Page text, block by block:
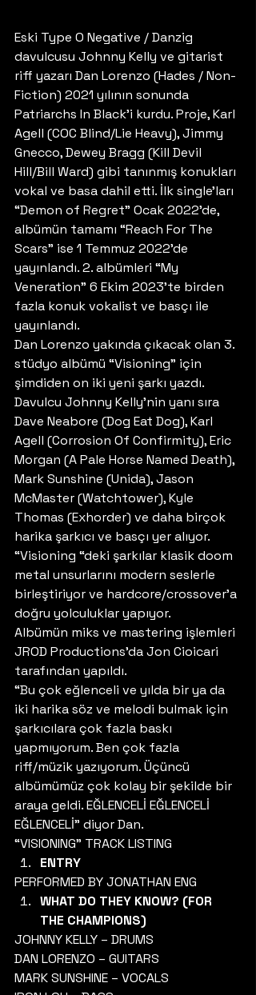
Eski Type O Negative / Danzig
davulcusu Johnny Kelly ve gitarist
riff yazarı Dan Lorenzo (Hades / Non-
Fiction) 2021 yılının sonunda
Patriarchs In Black’i kurdu. Proje, Karl
Agell (COC Blind/Lie Heavy), Jimmy
Gnecco, Dewey Bragg (Kill Devil
Hill/Bill Ward) gibi tanınmış konukları
vokal ve basa dahil etti. İlk single’ları
“Demon of Regret” Ocak 2022’de,
albümün tamamı “Reach For The
Scars” ise 1 Temmuz 2022’de
yayınlandı. 2. albümleri “My
Veneration” 6 Ekim 2023’te birden
fazla konuk vokalist ve basçı ile
yayınlandı.
Dan Lorenzo yakında çıkacak olan 3.
stüdyo albümü “Visioning” için
şimdiden on iki yeni şarkı yazdı.
Davulcu Johnny Kelly’nin yanı sıra
Dave Neabore (Dog Eat Dog), Karl
Agell (Corrosion Of Confirmity), Eric
Morgan (A Pale Horse Named Death),
Mark Sunshine (Unida), Jason
McMaster (Watchtower), Kyle
Thomas (Exhorder) ve daha birçok
harika şarkıcı ve basçı yer alıyor.
“Visioning “deki şarkılar klasik doom
metal unsurlarını modern seslerle
birleştiriyor ve hardcore/crossover’a
doğru yolculuklar yapıyor.
Albümün miks ve mastering işlemleri
JROD Productions’da Jon Cioicari
tarafından yapıldı.
“Bu çok eğlenceli ve yılda bir ya da
iki harika söz ve melodi bulmak için
şarkıcılara çok fazla baskı
yapmıyorum. Ben çok fazla
riff/müzik yazıyorum. Üçüncü
albümümüz çok kolay bir şekilde bir
araya geldi. EĞLENCELİ EĞLENCELİ
EĞLENCELİ” diyor Dan.
“VISIONING” TRACK LISTING
ENTRY
PERFORMED BY JONATHAN ENG
WHAT DO THEY KNOW? (FOR
THE CHAMPIONS)
JOHNNY KELLY – DRUMS
DAN LORENZO – GUITARS
MARK SUNSHINE – VOCALS